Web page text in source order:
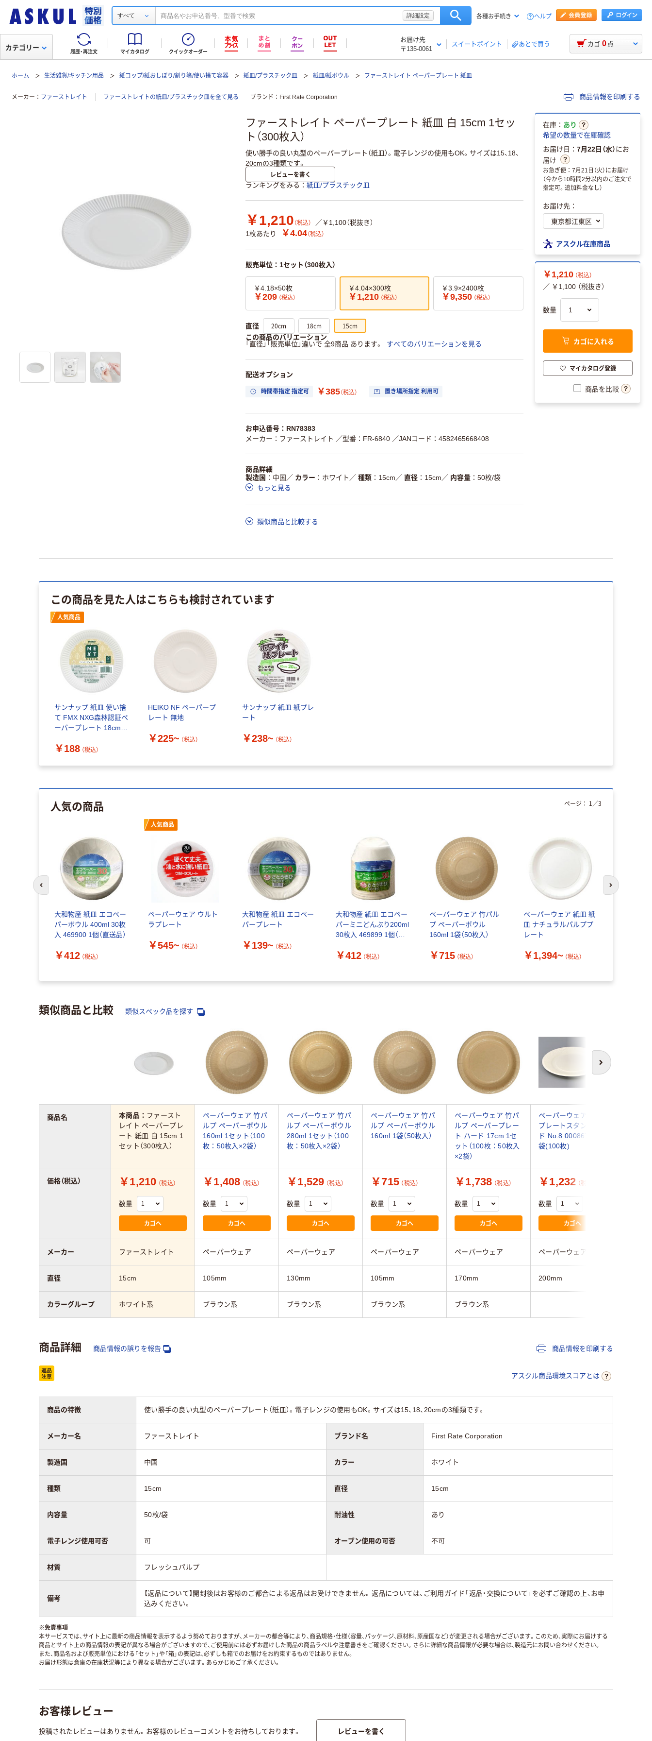
すべて 詳細設定 各種お手続き ヘルプ
履歴・再注文 マイカタログ クイックオーダー
お届け先
〒135-0061
スイートポイント あとで買う
カテゴリー カゴ 0 点
ホーム 生活雑貨/キッチン用品 紙コップ/紙おしぼり/割り箸/使い捨て容器 紙皿/プラスチック皿 紙皿/紙ボウル ファーストレイト ペーパープレート 紙皿
メーカー ファーストレイト ファーストレイトの紙皿/プラスチック皿を全て見る ブランド First Rate Corporation 商品情報を印刷する
ファーストレイト ペーパープレート 紙皿 白 15cm 1セッ
ト（300枚入）
使い勝手の良い丸型のペーパープレート（紙皿）。電子レンジの使用もOK。サイズは15、18、
20cmの3種類です。
レビューを書く
ランキングをみる 紙皿/プラスチック皿
￥1,210 （税込）
／￥1,100（税抜き）
1枚あたり
￥4.04（税込）
販売単位：1セット（300枚入）
￥4.18×50枚
￥209 （税込）
￥4.04×300枚
￥1,210 （税込）
￥3.9×2400枚
￥9,350 （税込）
直径 20cm 18cm 15cm
この商品のバリエーション
「直径」「販売単位」違いで 全9商品 あります。
すべてのバリエーションを見る
配送オプション
時間帯指定 指定可 ￥385（税込） 置き場所指定 利用可
お申込番号：RN78383
メーカー：ファーストレイト ／型番：FR-6840 ／JANコード：4582465668408
商品詳細
製造国
中国 ／ カラー ホワイト ／ 種類 15cm ／ 直径 15cm ／ 内容量
50枚/袋
もっと見る
類似商品と比較する
在庫： あり
希望の数量で在庫確認
お届け日： 7月22日（水）にお
届け
お急ぎ便：7月21日（火）にお届け
（今から10時間2分以内のご注文で
指定可。追加料金なし）
お届け先：
アスクル在庫商品
￥1,210 （税込）
／ ￥1,100 （税抜き）
数量
カゴに入れる
マイカタログ登録
商品を比較
この商品を見た人はこちらも検討されています
人気商品
サンナップ 紙皿 使い捨
て FMX NXG森林認証ペ
ーパープレート 18cm
￥188 （税込）
HEIKO NF ペーパープ
レート 無地
￥225~ （税込）
サンナップ 紙皿 紙プレ
ート
￥238~ （税込）
人気の商品
大和物産 紙皿 エコペー
パーボウル 400ml 30枚
入 469900 1個（直送品）
￥412 （税込）
人気商品
ペーパーウェア ウルト
ラプレート
￥545~ （税込）
大和物産 紙皿 エコペー
パープレート
￥139~ （税込）
大和物産 紙皿 エコペー
パーミニどんぶり200ml
30枚入 469899 1個（直
￥412 （税込）
ペーパーウェア 竹パル
プ ペーパーボウル
160ml 1袋（50枚入）
￥715 （税込）
ペーパーウェア 紙皿 紙
皿 ナチュラルパルププ
レート
￥1,394~ （税込）
ページ： 1／3
前のスライドへ 次のスライド
類似商品と比較 類似スペック品を探す
次へ
本商品： ファースト
レイト ペーパープレ
ート 紙皿 白 15cm 1
セット（300枚入）
ペーパーウェア 竹パ
ルプ ペーパーボウル
160ml 1セット（100
枚：50枚入×2袋）
ペーパーウェア 竹パ
ルプ ペーパーボウル
280ml 1セット（100
枚：50枚入×2袋）
ペーパーウェア 竹パ
ルプ ペーパーボウル
160ml 1袋（50枚入）
ペーパーウェア 竹パ
ルプ ペーパープレー
ト ハード 17cm 1セ
ット（100枚：50枚入
×2袋）
ペーパーウェア 紙皿
プレートスタンダー
ド No.8 00086786 1
袋(100枚)
￥1,210 （税込）
数量
カゴへ
￥1,408 （税込）
数量
カゴへ
￥1,529 （税込）
数量
カゴへ
￥715 （税込）
数量
カゴへ
￥1,738 （税込）
数量
カゴへ
￥1,232 （税込）
数量
カゴへ
ファーストレイト ペーパーウェア ペーパーウェア ペーパーウェア ペーパーウェア ペーパーウェア
15cm 105mm 130mm 105mm 170mm 200mm
ホワイト系 ブラウン系 ブラウン系 ブラウン系 ブラウン系
商品名
価格（税込）
メーカー
直径
カラーグループ
商品詳細 商品情報の誤りを報告 商品情報を印刷する
アスクル商品環境スコアとは
商品の特徴 使い勝手の良い丸型のペーパープレート（紙皿）。電子レンジの使用もOK。サイズは15、18、20cmの3種類です。
メーカー名 ファーストレイト ブランド名 First Rate Corporation
製造国 中国 カラー ホワイト
種類 15cm 直径 15cm
内容量 50枚/袋 耐油性 あり
電子レンジ使用可否 可 オーブン使用の可否 不可
材質 フレッシュパルプ
備考
【返品について】開封後はお客様のご都合による返品はお受けできません。返品については、ご利用ガイド「返品・交換について」を必ずご確認の上、お申
込みください。
※免責事項
本サービスでは、サイト上に最新の商品情報を表示するよう努めておりますが、メーカーの都合等により、商品規格・仕様（容量、パッケージ、原材料、原産国など）が変更される場合がございます。このため、実際にお届けする
商品とサイト上の商品情報の表記が異なる場合がございますので、ご使用前には必ずお届けした商品の商品ラベルや注意書きをご確認ください。さらに詳細な商品情報が必要な場合は、製造元にお問い合わせください。
また、商品名および販売単位における「セット」や「箱」の表記は、必ずしも箱でのお届けをお約束するものではありません。
お届け形態は倉庫の在庫状況等により異なる場合がございます。あらかじめご了承ください。
お客様レビュー
投稿されたレビューはありません。お客様のレビューコメントをお待ちしております。 レビューを書く